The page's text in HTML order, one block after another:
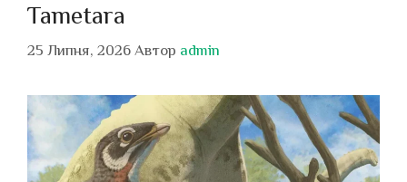
Tametara
25 Липня, 2026 Автор admin